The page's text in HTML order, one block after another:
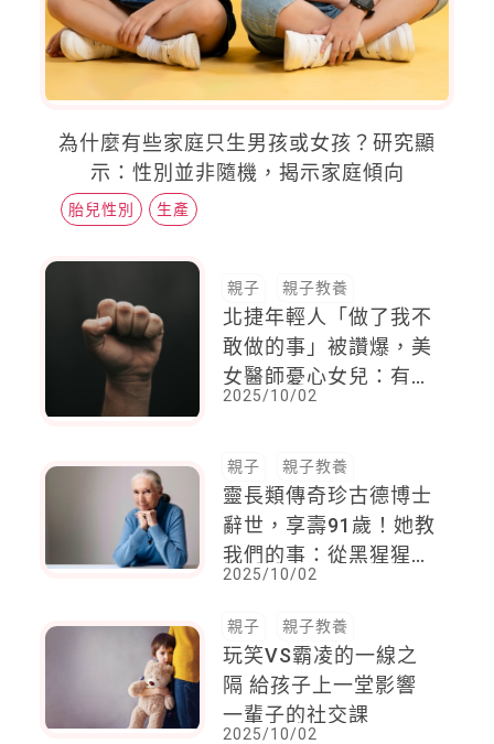
為什麼有些家庭只生男孩或女孩？研究顯
示：性別並非隨機，揭示家庭傾向
胎兒性別 生產
親子 親子教養
北捷年輕人「做了我不
敢做的事」被讚爆，美
女醫師憂心女兒：有時
候「正義」這件事帶來
2025/10/02
親子 親子教養
靈長類傳奇珍古德博士
辭世，享壽91歲！她教
我們的事：從黑猩猩到
全人類，每個生命都值
得被理解
2025/10/02
親子 親子教養
玩笑VS霸凌的一線之
隔 給孩子上一堂影響
一輩子的社交課
2025/10/02